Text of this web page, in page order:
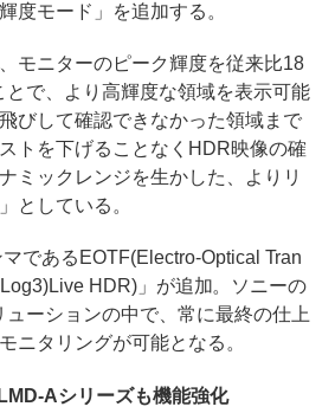
度モード」を追加する。
モニターのピーク輝度を従来比18
で、より高輝度な領域を表示可能
びして確認できなかった領域まで
トを下げることなくHDR映像の確
ミックレンジを生かした、よりリ
としている。
であるEOTF(Electro-Optical Tran
HDR)」が追加。ソニーの
ーションの中で、常に最終の仕上
ニタリングが可能となる。
Aシリーズも機能強化